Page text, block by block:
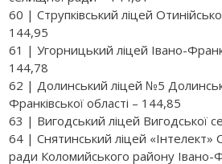
60 | Струпківський ліцей
144,95
61 | Угорницький ліцей Івано-
144,78
62 | Долинський ліцей №5
Франківської області – 144,85
63 | Вигодський ліцей Вигодської
64 | Снятинський ліцей «Інтелект»
ради Коломийського району Івано-